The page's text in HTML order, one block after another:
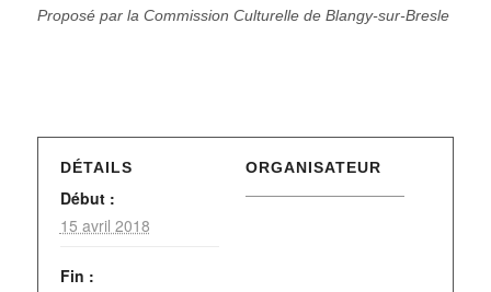
Proposé par la Commission Culturelle de Blangy-sur-Bresle
DÉTAILS
Début :
15 avril 2018
Fin :
ORGANISATEUR